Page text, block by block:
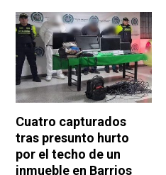
Cuatro capturados
tras presunto hurto
por el techo de un
inmueble en Barrios